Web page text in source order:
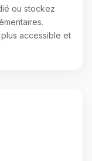
ou stockez
accessible et